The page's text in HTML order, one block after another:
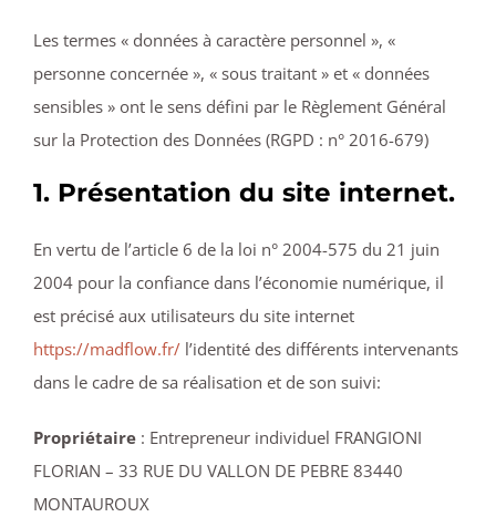
Les termes « données à caractère personnel », «
personne concernée », « sous traitant » et « données
sensibles » ont le sens défini par le Règlement Général
sur la Protection des Données (RGPD : n° 2016-679)
1. Présentation du site internet.
En vertu de l’article 6 de la loi n° 2004-575 du 21 juin
2004 pour la confiance dans l’économie numérique, il
est précisé aux utilisateurs du site internet
https://madflow.fr/l’identité des différents intervenants
dans le cadre de sa réalisation et de son suivi:
Propriétaire: Entrepreneur individuel FRANGIONI
FLORIAN – 33 RUE DU VALLON DE PEBRE 83440
MONTAUROUX